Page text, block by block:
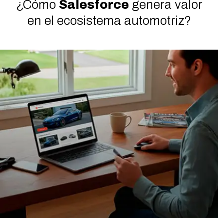
¿Cómo Salesforce genera valor
en el ecosistema automotriz?